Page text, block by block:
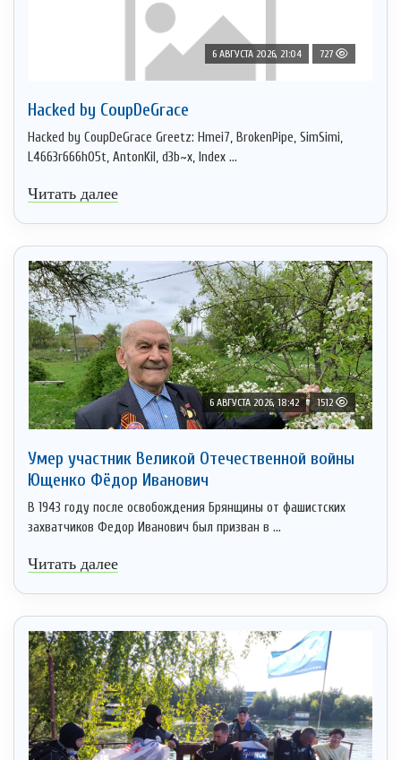
6 АВГУСТА 2026, 21:04 727
Hacked by CoupDeGrace
Hacked by CoupDeGrace Greetz: Hmei7, BrokenPipe, SimSimi,
L4663r666h05t, AntonKil, d3b~x, Index ...
Читать далее
6 АВГУСТА 2026, 18:42 1512
Умер участник Великой Отечественной войны
Ющенко Фёдор Иванович
В 1943 году после освобождения Брянщины от фашистских
захватчиков Федор Иванович был призван в ...
Читать далее